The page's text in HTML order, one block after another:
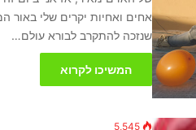
אחים ואחיות יקרים שלי
שנזכה להתקרב לבורא עולם…
המשיכו לקרוא